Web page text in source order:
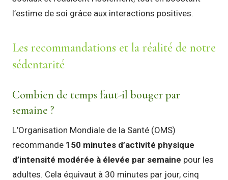
l’estime de soi grâce aux interactions positives.
Les recommandations et la réalité de notre
sédentarité
Combien de temps faut-il bouger par
semaine ?
L’Organisation Mondiale de la Santé (OMS)
recommande 150 minutes d’activité physique
d’intensité modérée à élevée par semaine pour les
adultes. Cela équivaut à 30 minutes par jour, cinq